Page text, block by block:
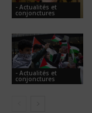
- Actualités et
conjonctures
- Actualités et
conjonctures